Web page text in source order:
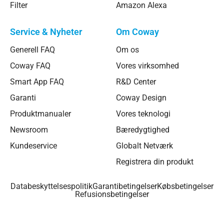
Filter
Amazon Alexa
Service & Nyheter
Generell FAQ
Coway FAQ
Smart App FAQ
Garanti
Produktmanualer
Newsroom
Kundeservice
Om Coway
Om os
Vores virksomhed
R&D Center
Coway Design
Vores teknologi
Bæredygtighed
Globalt Netværk
Registrera din produkt
DatabeskyttelsespolitikGarantibetingelserKøbsbetingelser
Refusionsbetingelser